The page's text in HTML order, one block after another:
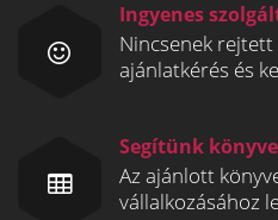
Ingyenes
Nincsenek rejtett
ajánlatkérés és
Segítünk
Az ajánlott
vállalkozásához